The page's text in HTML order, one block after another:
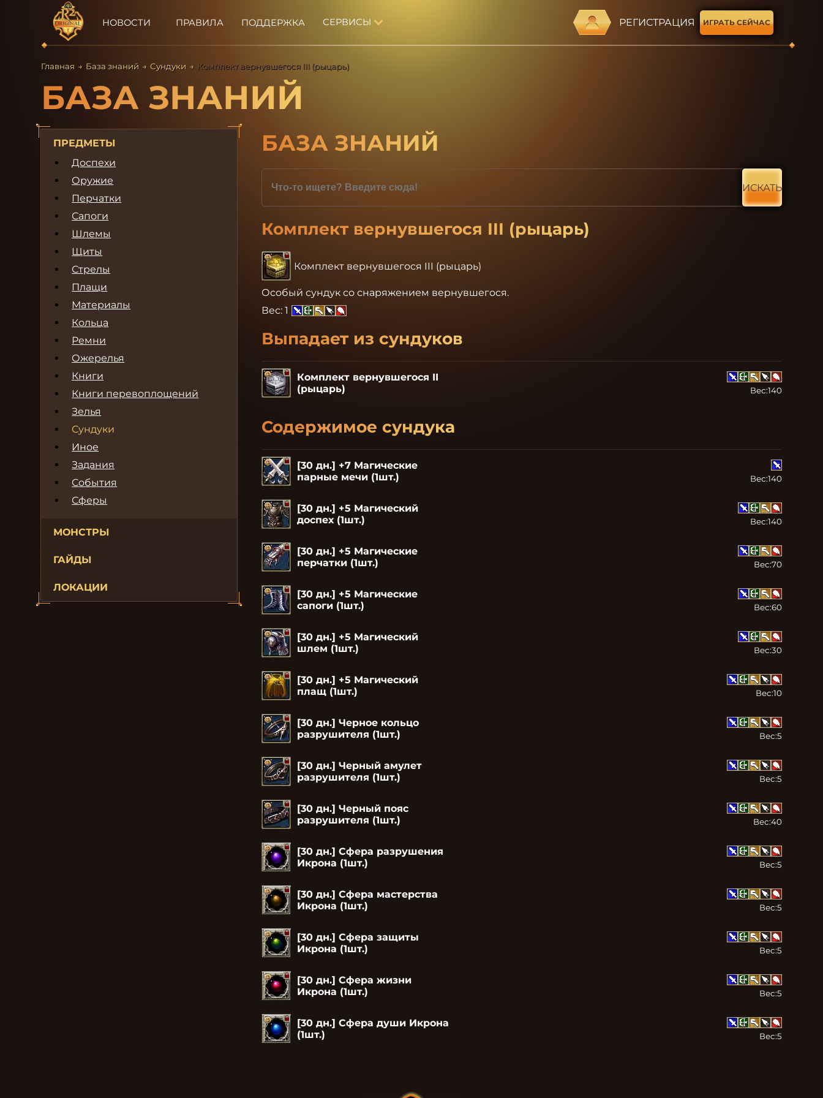
НОВОСТИ ПРАВИЛА ПОДДЕРЖКА СЕРВИСЫ РЕГИСТРАЦИЯ ИГРАТЬ СЕЙЧАС
Главная → База знаний → Сундуки → Комплект вернувшегося III (рыцарь)
БАЗА ЗНАНИЙ
ПРЕДМЕТЫ
Доспехи
Оружие
Перчатки
Сапоги
Шлемы
Щиты
Стрелы
Плащи
Материалы
Кольца
Ремни
Ожерелья
Книги
Книги перевоплощений
Зелья
Сундуки
Иное
Задания
События
Сферы
МОНСТРЫ
ГАЙДЫ
ЛОКАЦИИ
БАЗА ЗНАНИЙ
ИСКАТЬ
Комплект вернувшегося III (рыцарь)
Комплект вернувшегося III (рыцарь)
Особый сундук со снаряжением вернувшегося.
Вес:1
Выпадает из сундуков
Комплект вернувшегося II
(рыцарь)
Вес:140
Содержимое сундука
[30 дн.] +7 Магические
парные мечи (1шт.)
Вес:140
[30 дн.] +5 Магический
доспех (1шт.)
Вес:140
[30 дн.] +5 Магические
перчатки (1шт.)
Вес:70
[30 дн.] +5 Магические
сапоги (1шт.)
Вес:60
[30 дн.] +5 Магический
шлем (1шт.)
Вес:30
[30 дн.] +5 Магический
плащ (1шт.)
Вес:10
[30 дн.] Черное кольцо
разрушителя (1шт.)
Вес:5
[30 дн.] Черный амулет
разрушителя (1шт.)
Вес:5
[30 дн.] Черный пояс
разрушителя (1шт.)
Вес:40
[30 дн.] Сфера разрушения
Икрона (1шт.)
Вес:5
[30 дн.] Сфера мастерства
Икрона (1шт.)
Вес:5
[30 дн.] Сфера защиты
Икрона (1шт.)
Вес:5
[30 дн.] Сфера жизни
Икрона (1шт.)
Вес:5
[30 дн.] Сфера души Икрона
(1шт.)
Вес:5